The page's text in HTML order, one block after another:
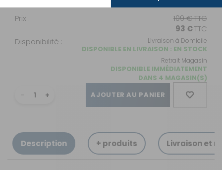
Prix : 109 €TTC
93 €TTC
Disponibilité :
Livraison à Domicile
DISPONIBLE EN LIVRAISON : EN STOCK
Retrait Magasin
DISPONIBLE IMMÉDIATEMENT
DANS 4 MAGASIN(S)
AJOUTER AU PANIER
Description + produits Livraison et